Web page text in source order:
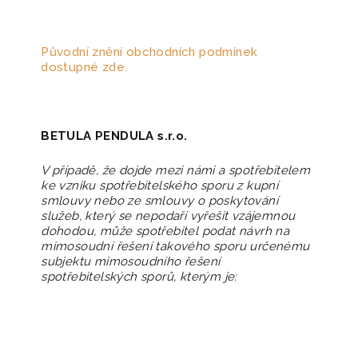
Původní znění obchodních podmínek
dostupné zde.
BETULA PENDULA s.r.o.
V případě, že dojde mezi námi a spotřebitelem
ke vzniku spotřebitelského sporu z kupní
smlouvy nebo ze smlouvy o poskytování
služeb, který se nepodaří vyřešit vzájemnou
dohodou, může spotřebitel podat návrh na
mimosoudní řešení takového sporu určenému
subjektu mimosoudního řešení
spotřebitelských sporů, kterým je: